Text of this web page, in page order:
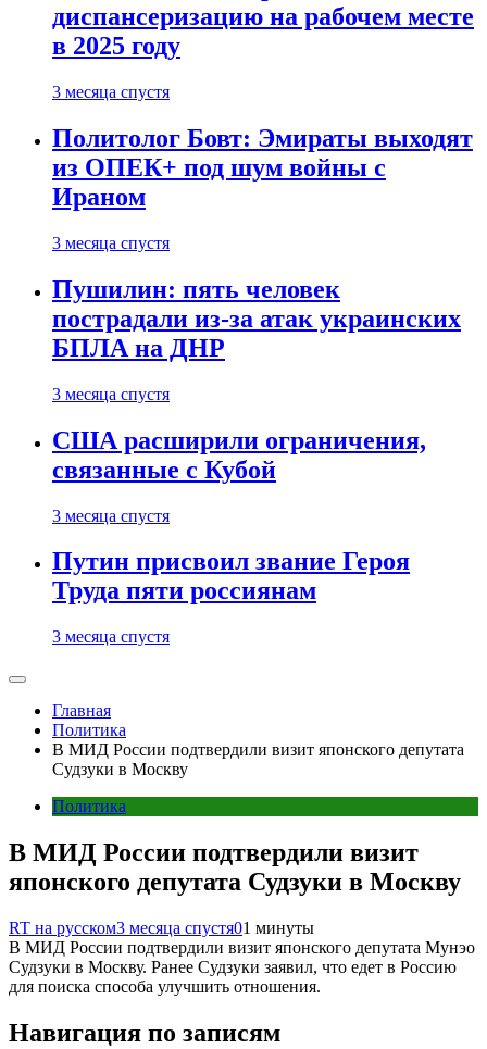
диспансеризацию на рабочем месте
в 2025 году
3 месяца спустя
Политолог Бовт: Эмираты выходят
из ОПЕК+ под шум войны с
Ираном
3 месяца спустя
Пушилин: пять человек
пострадали из-за атак украинских
БПЛА на ДНР
3 месяца спустя
США расширили ограничения,
связанные с Кубой
3 месяца спустя
Путин присвоил звание Героя
Труда пяти россиянам
3 месяца спустя
Главная
Политика
В МИД России подтвердили визит японского депутата
Судзуки в Москву
Политика
В МИД России подтвердили визит
японского депутата Судзуки в Москву
RT на русском3 месяца спустя01 минуты
В МИД России подтвердили визит японского депутата Мунэо
Судзуки в Москву. Ранее Судзуки заявил, что едет в Россию
для поиска способа улучшить отношения.
Навигация по записям